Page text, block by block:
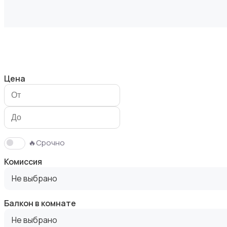
Продажа участка
Цена
🔥Срочно
Комиссия
Не выбрано
Балкон в комнате
Не выбрано